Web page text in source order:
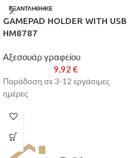
ΕΞΑΝΤΛΉΘΗΚΕ
GAMEPAD HOLDER WITH USB
HM8787
Αξεσουάρ γραφείου
9,92 €
Παράδοση σε 3-12 εργάσιμες
ημέρες